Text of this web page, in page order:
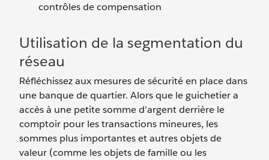
contrôles de compensation
Utilisation de la segmentation du
réseau
Réfléchissez aux mesures de sécurité en place dans
une banque de quartier. Alors que le guichetier a
accès à une petite somme d’argent derrière le
comptoir pour les transactions mineures, les
sommes plus importantes et autres objets de
valeur (comme les objets de famille ou les